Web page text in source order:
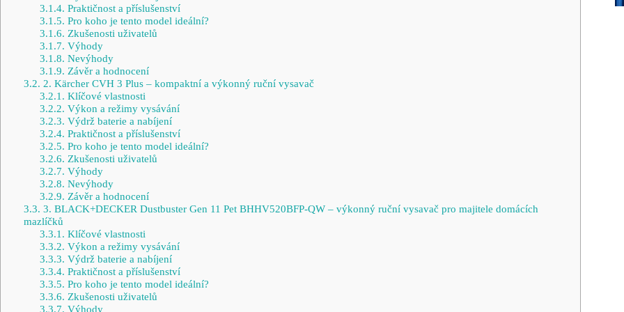
3.1.4. Praktičnost a příslušenství
3.1.5. Pro koho je tento model ideální?
3.1.6. Zkušenosti uživatelů
3.1.7. Výhody
3.1.8. Nevýhody
3.1.9. Závěr a hodnocení
3.2. 2. Kärcher CVH 3 Plus – kompaktní a výkonný ruční vysavač
3.2.1. Klíčové vlastnosti
3.2.2. Výkon a režimy vysávání
3.2.3. Výdrž baterie a nabíjení
3.2.4. Praktičnost a příslušenství
3.2.5. Pro koho je tento model ideální?
3.2.6. Zkušenosti uživatelů
3.2.7. Výhody
3.2.8. Nevýhody
3.2.9. Závěr a hodnocení
3.3. 3. BLACK+DECKER Dustbuster Gen 11 Pet BHHV520BFP-QW – výkonný ruční vysavač pro majitele domácích
mazlíčků
3.3.1. Klíčové vlastnosti
3.3.2. Výkon a režimy vysávání
3.3.3. Výdrž baterie a nabíjení
3.3.4. Praktičnost a příslušenství
3.3.5. Pro koho je tento model ideální?
3.3.6. Zkušenosti uživatelů
3.3.7. Výhody